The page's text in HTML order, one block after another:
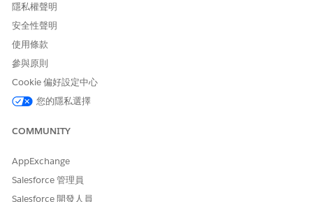
隱私權聲明
安全性聲明
使用條款
參與原則
Cookie 偏好設定中心
您的隱私選擇
COMMUNITY
AppExchange
Salesforce 管理員
Salesforce 開發人員